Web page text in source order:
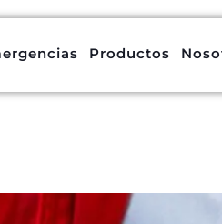
Productos